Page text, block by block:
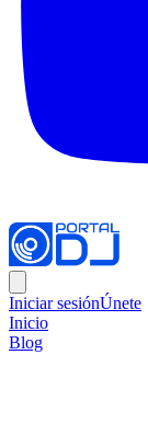
Iniciar sesiónÚnete
Inicio
Blog